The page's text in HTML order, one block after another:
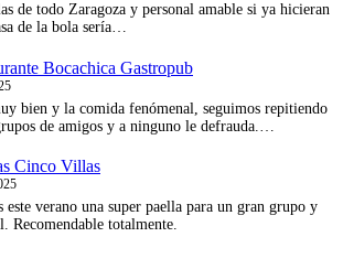
de todo Zaragoza y personal amable si ya hicieran
de la bola sería…
Bocachica Gastropub
bien y la comida fenómenal, seguimos repitiendo
de amigos y a ninguno le defrauda.…
Cinco Villas
este verano una super paella para un gran grupo y
Recomendable totalmente.